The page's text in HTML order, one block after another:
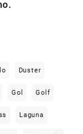
Duster
Gol Golf
Laguna